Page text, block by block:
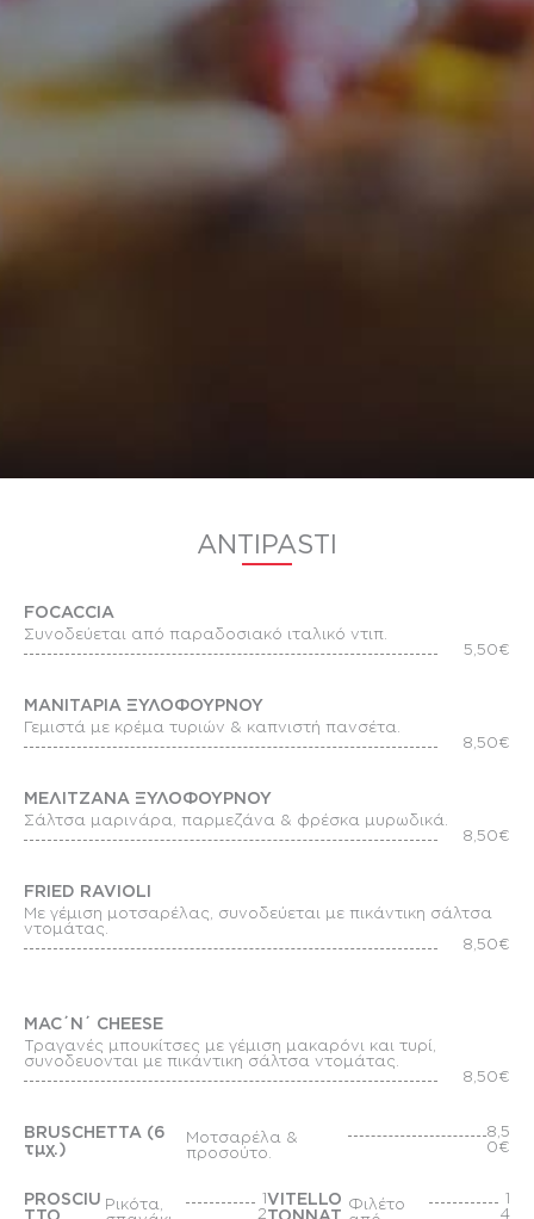
ANTIPASTI
FOCACCIA
Συνοδεύεται από παραδοσιακό ιταλικό ντιπ.
5,50€
ΜΑΝΙΤΑΡΙΑ ΞΥΛΟΦΟΥΡΝΟΥ
Γεμιστά με κρέμα τυριών & καπνιστή πανσέτα.
8,50€
ΜΕΛΙΤΖΑΝΑ ΞΥΛΟΦΟΥΡΝΟΥ
Σάλτσα μαρινάρα, παρμεζάνα & φρέσκα μυρωδικά.
8,50€
FRIED RAVIOLI
Με γέμιση μοτσαρέλας, συνοδεύεται με πικάντικη σάλτσα
ντομάτας.
8,50€
MAC΄N΄ CHEESE
Τραγανές μπουκίτσες με γέμιση μακαρόνι και τυρί,
συνοδευονται με πικάντικη σάλτσα ντομάτας.
8,50€
BRUSCHETTA (6
τμχ.)
Μοτσαρέλα &
προσούτο.
8,5
0€
PROSCIU Ρικότα,
1
2
VITELLO Φιλέτο
1
4